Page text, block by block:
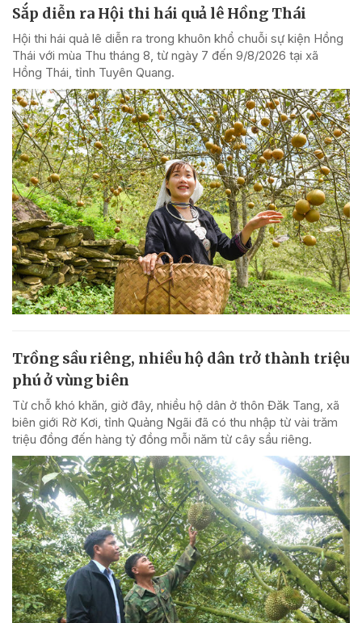
Sắp diễn ra Hội thi hái quả lê Hồng Thái
Hội thi hái quả lê diễn ra trong khuôn khổ chuỗi sự kiện Hồng
Thái với mùa Thu tháng 8, từ ngày 7 đến 9/8/2026 tại xã
Hồng Thái, tỉnh Tuyên Quang.
Trồng sầu riêng, nhiều hộ dân trở thành triệu
phú ở vùng biên
Từ chỗ khó khăn, giờ đây, nhiều hộ dân ở thôn Đăk Tang, xã
biên giới Rờ Kơi, tỉnh Quảng Ngãi đã có thu nhập từ vài trăm
triệu đồng đến hàng tỷ đồng mỗi năm từ cây sầu riêng.